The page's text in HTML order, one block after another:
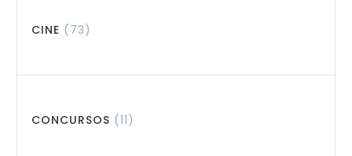
CINE (73)
CONCURSOS (11)